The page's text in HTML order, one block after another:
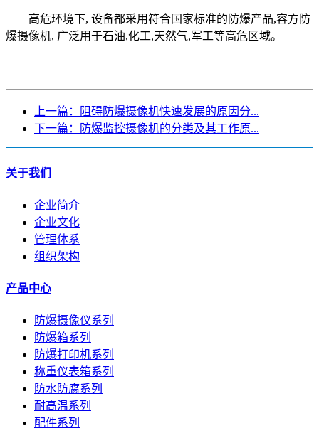
高危环境下, 设备都采用符合国家标准的防爆产品,容方防
爆摄像机, 广泛用于石油,化工,天然气,军工等高危区域。
上一篇：阻碍防爆摄像机快速发展的原因分...
下一篇：防爆监控摄像机的分类及其工作原...
关于我们
企业简介
企业文化
管理体系
组织架构
产品中心
防爆摄像仪系列
防爆箱系列
防爆打印机系列
称重仪表箱系列
防水防腐系列
耐高温系列
配件系列